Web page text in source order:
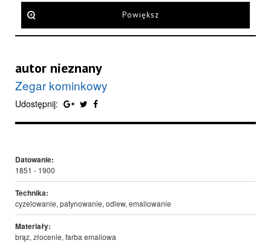
Powiększ
autor nieznany
Zegar kominkowy
Udostępnij:
Datowanie:
1851 - 1900
Technika:
cyzelowanie, patynowanie, odlew, emaliowanie
Materiały:
brąz, złocenie, farba emaliowa